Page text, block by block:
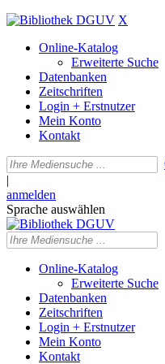
X
Online-Katalog
Erweiterte Suche
Datenbanken
Zeitschriften
Login + Erstnutzer
Mein Konto
Kontakt
|
anmelden
Sprache auswählen
Online-Katalog
Erweiterte Suche
Datenbanken
Zeitschriften
Login + Erstnutzer
Mein Konto
Kontakt